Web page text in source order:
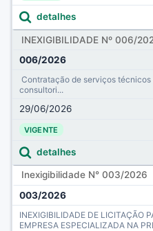
detalhes
INEXIGIBILIDADE Nº 006/
006/2026
Contratação de serviços
consultori...
29/06/2026
VIGENTE
detalhes
Inexigibilidade N° 003/2026
003/2026
INEXIGIBILIDADE DE LICITAÇÃO
EMPRESA ESPECIALIZADA NA